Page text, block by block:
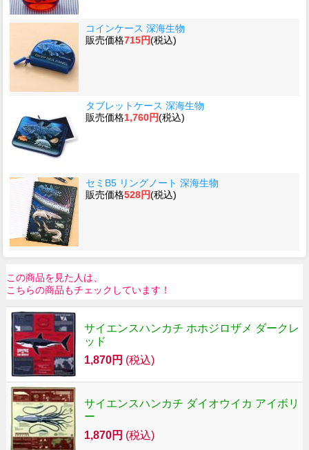
コインケース 深海生物
販売価格715円(税込)
タブレットケース 深海生物
販売価格1,760円(税込)
セミB5 リングノート 深海生物
販売価格528円(税込)
この商品を見た人は、
こちらの商品もチェックしています！
サイエンスハンカチ ホホジロザメ ダークレ
ッド
1,870円 (税込)
サイエンスハンカチ ダイオウイカ アイボリ
ー
1,870円 (税込)